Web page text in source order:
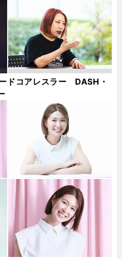
ドコアレスラー DASH・